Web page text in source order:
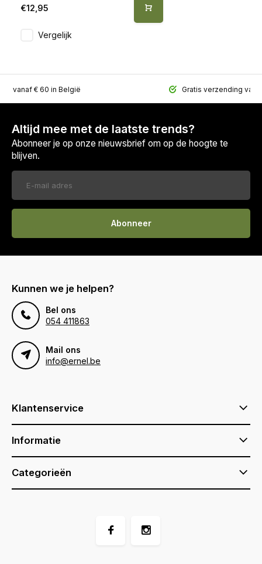
€12,95
Vergelijk
vanaf € 60 in België Gratis verzending
Altijd mee met de laatste trends?
Abonneer je op onze nieuwsbrief om op de hoogte te
blijven.
Abonneer
Kunnen we je helpen?
Bel ons
054 411863
Mail ons
info@ernel.be
Klantenservice
Informatie
Categorieën